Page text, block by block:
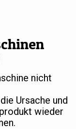
nicht
Ursache und
wieder